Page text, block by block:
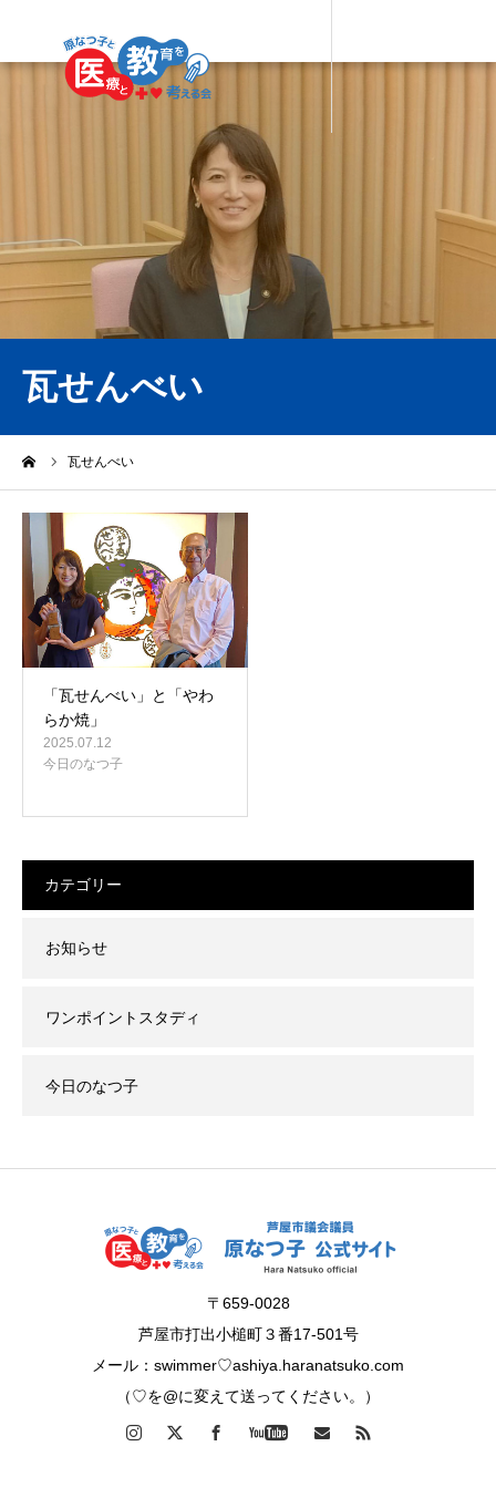
瓦せんべい
瓦せんべい
「瓦せんべい」と「やわ
らか焼」
2025.07.12
今日のなつ子
カテゴリー
お知らせ
ワンポイントスタディ
今日のなつ子
〒659-0028
芦屋市打出小槌町３番17-501号
メール：swimmer♡ashiya.haranatsuko.com
（♡を@に変えて送ってください。）